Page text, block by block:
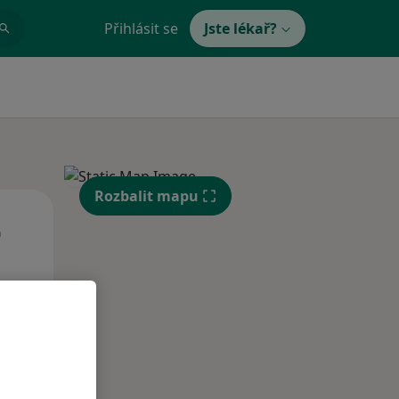
Přihlásit se Jste lékař?
St Čt
Rozbalit mapu